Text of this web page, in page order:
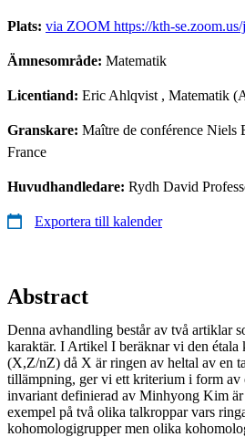
Plats: via ZOOM https://kth-
Ämnesområde: Matematik
Licentiand: Eric Ahlqvist , Matematik
Granskare: Maître de conférence Niels
France
Huvudhandledare: Rydh David
Exportera till kalender
Abstract
Denna avhandling består av två artiklar
karaktär. I Artikel I beräknar vi den
(X,Z/nZ) då X är ringen av heltal av en
tillämpning, ger vi ett kriterium i form av
invariant definierad av Minhyong Kim
exempel på två olika talkroppar vars
kohomologigrupper men olika